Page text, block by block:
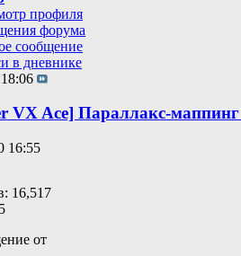
профиля
форума
сообщение
в дневнике
18:06
VX Ace] Параллакс-
16:55
16,517
от